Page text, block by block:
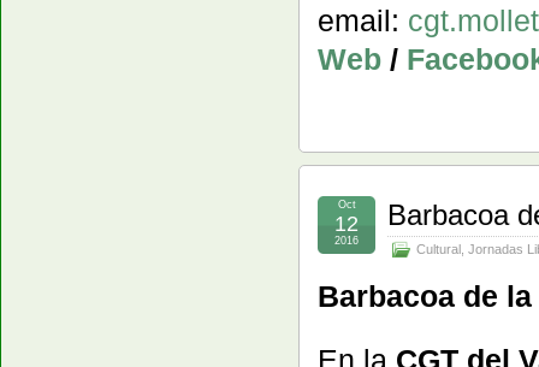
email:
Web /
Barbacoa
Cultural , Jornadas
Oct
12
2016
Barbacoa de
En la CGT del